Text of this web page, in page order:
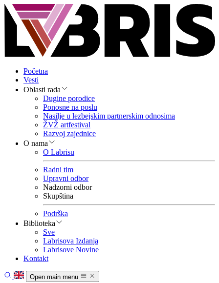
Početna
Vesti
Oblasti rada
Dugine porodice
Ponosne na poslu
Nasilje u lezbejskim partnerskim odnosima
ŽVŽ artfestival
Razvoj zajednice
O nama
O Labrisu
Radni tim
Upravni odbor
Nadzorni odbor
Skupština
Podrška
Biblioteka
Sve
Labrisova Izdanja
Labrisove Novine
Kontakt
Open main menu